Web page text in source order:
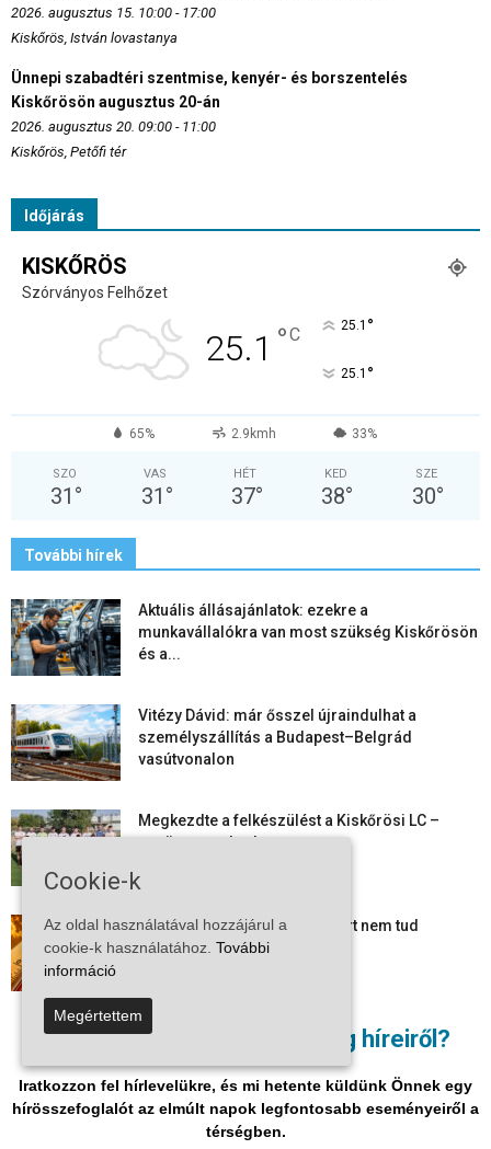
Nem akar lemaradni a térség híreiről?
Iratkozzon fel hírlevelükre, és mi hetente küldünk Önnek egy
hírösszefoglalót az elmúlt napok legfontosabb eseményeiről a
térségben.
2026. augusztus 15. 10:00 - 17:00
Kiskőrös, István lovastanya
Ünnepi szabadtéri szentmise, kenyér- és borszentelés
Kiskőrösön augusztus 20-án
2026. augusztus 20. 09:00 - 11:00
Kiskőrös, Petőfi tér
Időjárás
KISKŐRÖS
Szórványos Felhőzet
25.1 °C 25.1 °
25.1 °
65% 2.9kmh 33%
SZO
31 °
VAS
31 °
HÉT
37°
KED
38°
SZE
30°
További hírek
Aktuális állásajánlatok: ezekre a
munkavállalókra van most szükség Kiskőrösön
és a...
Vitézy Dávid: már ősszel újraindulhat a
személyszállítás a Budapest–Belgrád
vasútvonalon
Megkezdte a felkészülést a Kiskőrösi LC –
együtt maradt a keret,...
Mi történik Európa felett? Ezért nem tud
szabadulni a kontinens a...
Folyamatosak a nyári karbantartási munkálatok
Kiskőrösön – útburkolati jeleket festenek és...
Cookie-k
Az oldal használatával hozzájárul a
cookie-k használatához. További
információ
Megértettem